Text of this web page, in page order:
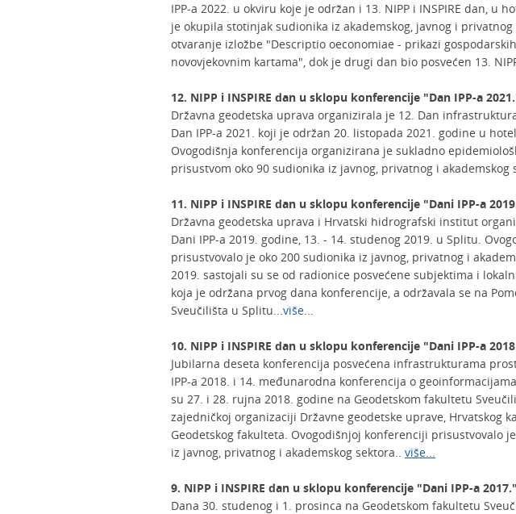
IPP-a 2022. u okviru koje je održan i 13. NIPP i INSPIRE dan, u
je okupila stotinjak sudionika iz akademskog, javnog i
otvaranje izložbe "Descriptio oeconomiae - prikazi
novovjekovnim kartama", dok je drugi dan bio posvećen 13.
12. NIPP i INSPIRE dan u sklopu konferencije "Dan IPP-a
Državna geodetska uprava organizirala je 12. Dan
Dan IPP-a 2021. koji je održan 20. listopada 2021. godine u
Ovogodišnja konferencija organizirana je sukladno
prisustvom oko 90 sudionika iz javnog, privatnog i akademskog
11. NIPP i INSPIRE dan u sklopu konferencije "Dani IPP-a
Državna geodetska uprava i Hrvatski hidrografski institut
Dani IPP-a 2019. godine, 13. - 14. studenog 2019. u Splitu.
prisustvovalo je oko 200 sudionika iz javnog, privatnog i
2019. sastojali su se od radionice posvećene subjektima i
koja je održana prvog dana konferencije, a održavala se na
Sveučilišta u Splitu...više...
10. NIPP i INSPIRE dan u sklopu konferencije "Dani IPP-a
Jubilarna deseta konferencija posvećena infrastrukturama
IPP-a 2018. i 14. međunarodna konferencija o
su 27. i 28. rujna 2018. godine na Geodetskom fakultetu
zajedničkoj organizaciji Državne geodetske uprave, Hrvatskog
Geodetskog fakulteta. Ovogodišnjoj konferenciji prisustvovalo
iz javnog, privatnog i akademskog sektora.. više...
9. NIPP i INSPIRE dan u sklopu konferencije "Dani IPP-a 2017."
Dana 30. studenog i 1. prosinca na Geodetskom fakultetu